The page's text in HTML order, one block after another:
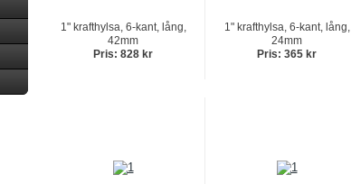
1" krafthylsa, 6-kant, lång,
42mm
Pris: 828 kr
1" krafthylsa, 6-kant, lång,
24mm
Pris: 365 kr